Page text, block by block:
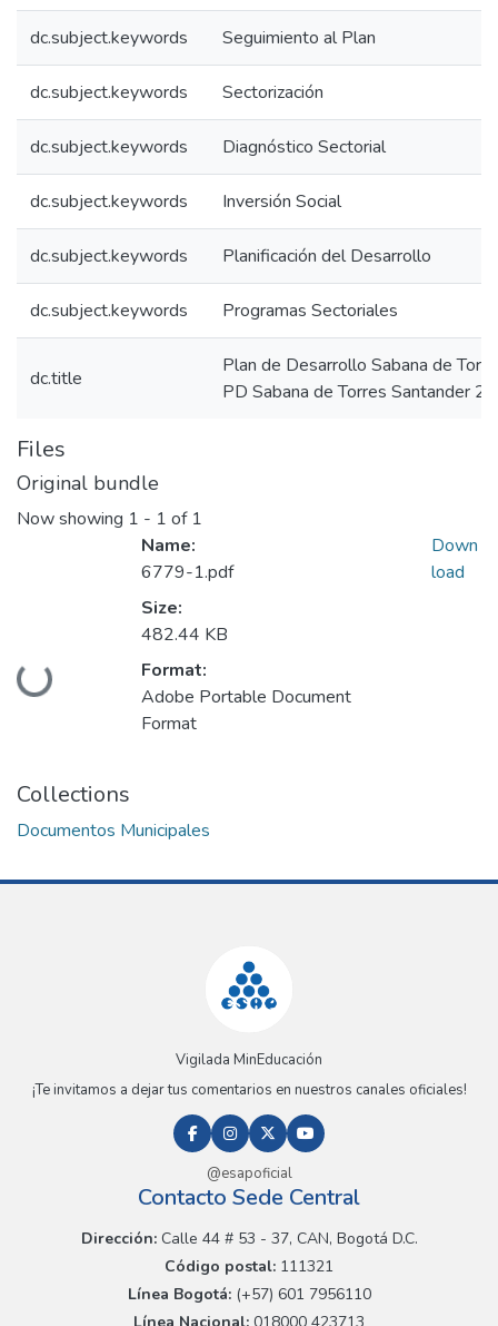
dc.subject.keywords Seguimiento al Plan
dc.subject.keywords Sectorización
dc.subject.keywords Diagnóstico Sectorial
dc.subject.keywords Inversión Social
dc.subject.keywords Planificación del Desarrollo
dc.subject.keywords Programas Sectoriales
dc.title
Plan de Desarrollo Sabana de
PD Sabana de Torres Santander
Files
Original bundle
Now showing 1 - 1 of 1
Loading...
Name:
6779-1.pdf
Size:
482.44 KB
Format:
Adobe Portable Document
Format
Down
load
Collections
Documentos Municipales
Vigilada MinEducación
¡Te invitamos a dejar tus comentarios en nuestros canales oficiales!
@esapoficial
Contacto Sede Central
Dirección:Calle 44 # 53 - 37, CAN, Bogotá D.C.
Código postal: 111321
Línea Bogotá:(+57) 601 7956110